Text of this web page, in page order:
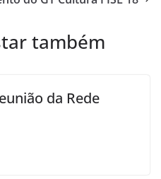
também
da Rede